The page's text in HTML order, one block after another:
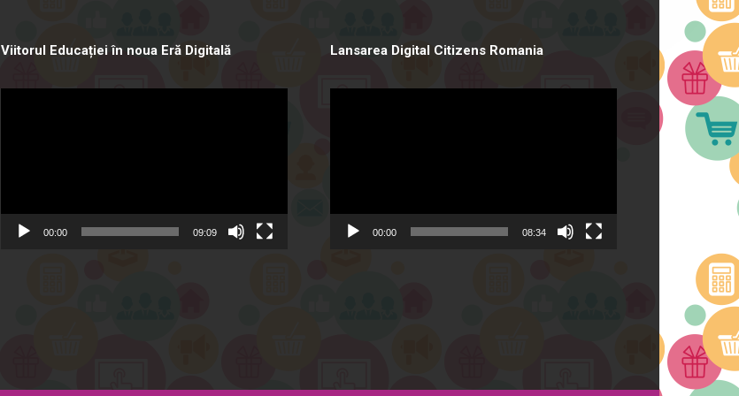
Viitorul Educației în noua Eră Digitală
00:00 09:09
Lansarea Digital Citizens Romania
00:00 08:34